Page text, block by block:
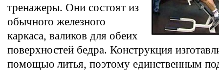
тренажеры. Они состоят из
обычного железного
каркаса, валиков для обеих
поверхностей бедра. Конструкция
помощью литья, поэтому единственным